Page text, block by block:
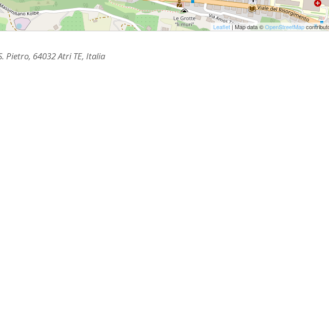
PASTORALE GIOVANILE
LAICATO
PROBLEMI SOCIALI E LAVORO
Leaflet| Map data ©OpenStreetMap
Pietro, 64032 Atri TE, Italia